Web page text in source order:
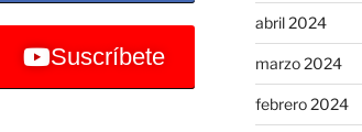
Suscríbete
abril 2024
marzo 2024
febrero 2024